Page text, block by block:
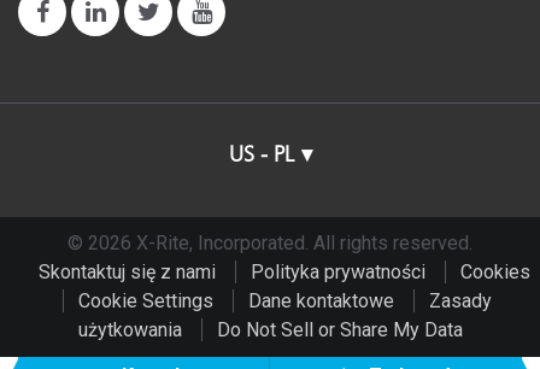
US - PL
© 2026 X-Rite, Incorporated. All rights reserved.
Skontaktuj się z nami
Polityka prywatności
Cookies
Cookie Settings
Dane kontaktowe
Zasady
użytkowania
Do Not Sell or Share My Data